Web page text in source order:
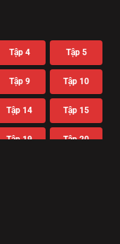
Tập 4 Tập 5
Tập 9 Tập 10
Tập 14 Tập 15
Tập 19 Tập 20